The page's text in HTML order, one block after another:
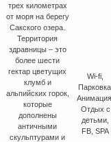
трех километрах
от моря на берегу
Сакского озера.
Территория
здравницы – это
более шести
гектар цветущих
клумб и
альпийских горок,
которые
дополнены
античными
скульптурами и
Wi-fi,
Отдых с
детьми,
FB, SPA